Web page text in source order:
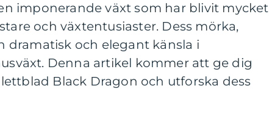
imponerande växt som har blivit mycket
och växtentusiaster. Dess mörka,
dramatisk och elegant känsla i
Denna artikel kommer att ge dig
Black Dragon och utforska dess